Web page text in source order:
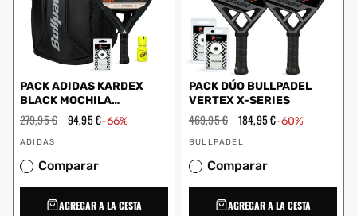
PACK ADIDAS KARDEX
BLACK MOCHILA
BULLPADEL DRY GRIP
Precio
habitual
279,95 € Precio
94,95 €-66%
Proveedor:
ADIDAS
Comparar
AGREGAR A LA CESTA
PACK DÚO BULLPADEL
VERTEX X-SERIES
Precio
habitual
469,95 € Precio
de
oferta
184,95 €-60%
Proveedor:
BULLPADEL
Comparar
AGREGAR A LA CESTA